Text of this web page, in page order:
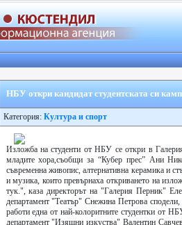
НБУ откри кандидат студентската си
Категория: Култура и спорт
Изложба на студенти от НБУ се откри в
младите хора,съобщи за “Кубер прес” Ани
съвременна живопис, алтернативна керамика и
и музика, които превърнаха откриването на
тук.", каза директорът на "Галерия Перник"
департамент "Театър" Снежина Петрова
работи една от най-колоритните студентки от
департамент "Изящни изкуства" Валентин